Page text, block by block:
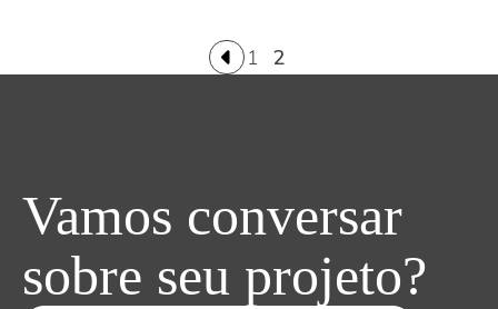
1 2
Vamos conversar
sobre seu projeto?